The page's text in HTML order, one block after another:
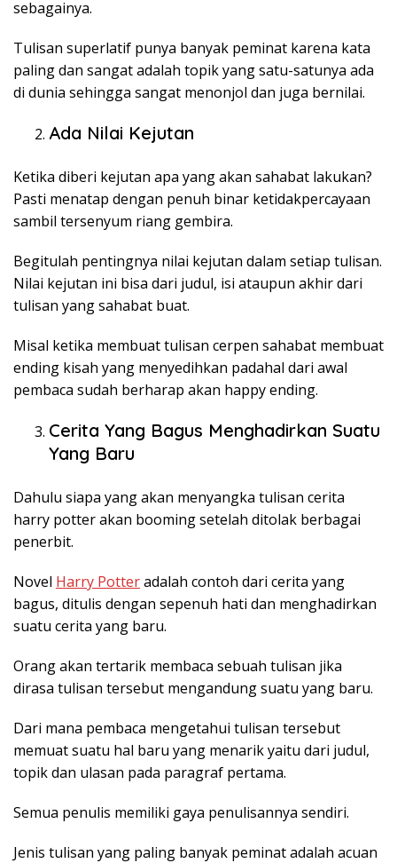
sebagainya.
Tulisan superlatif punya banyak peminat karena kata
paling dan sangat adalah topik yang satu-satunya ada
di dunia sehingga sangat menonjol dan juga bernilai.
Ada Nilai Kejutan
Ketika diberi kejutan apa yang akan sahabat lakukan?
Pasti menatap dengan penuh binar ketidakpercayaan
sambil tersenyum riang gembira.
Begitulah pentingnya nilai kejutan dalam setiap tulisan.
Nilai kejutan ini bisa dari judul, isi ataupun akhir dari
tulisan yang sahabat buat.
Misal ketika membuat tulisan cerpen sahabat membuat
ending kisah yang menyedihkan padahal dari awal
pembaca sudah berharap akan happy ending.
Cerita Yang Bagus Menghadirkan Suatu
Yang Baru
Dahulu siapa yang akan menyangka tulisan cerita
harry potter akan booming setelah ditolak berbagai
penerbit.
Novel Harry Potteradalah contoh dari cerita yang
bagus, ditulis dengan sepenuh hati dan menghadirkan
suatu cerita yang baru.
Orang akan tertarik membaca sebuah tulisan jika
dirasa tulisan tersebut mengandung suatu yang baru.
Dari mana pembaca mengetahui tulisan tersebut
memuat suatu hal baru yang menarik yaitu dari judul,
topik dan ulasan pada paragraf pertama.
Semua penulis memiliki gaya penulisannya sendiri.
Jenis tulisan yang paling banyak peminat adalah acuan